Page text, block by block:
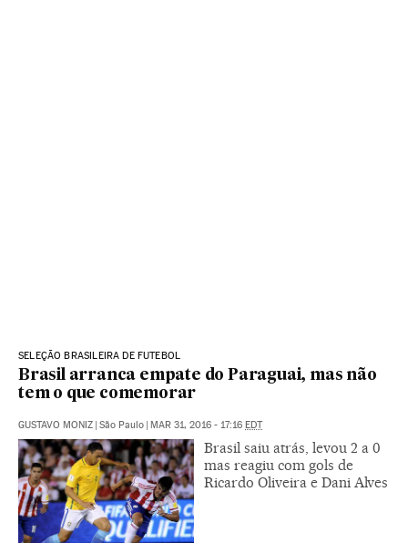
SELEÇÃO BRASILEIRA DE FUTEBOL
Brasil arranca empate do Paraguai, mas não
tem o que comemorar
GUSTAVO MONIZ São Paulo MAR 31, 2016 - 17:16 EDT
Brasil saiu atrás, levou 2 a 0
mas reagiu com gols de
Ricardo Oliveira e Dani Alves